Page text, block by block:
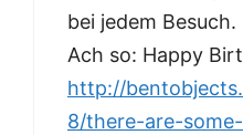
bei jedem Besuch.
Ach so: Happy
http://
8/there-are-